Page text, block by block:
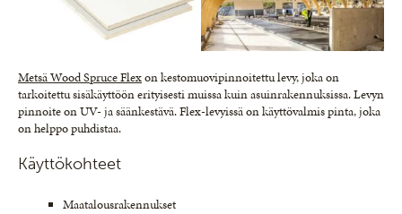
Metsä Wood Spruce Flexon kestomuovipinnoitettu levy, joka on
tarkoitettu sisäkäyttöön erityisesti muissa kuin asuinrakennuksissa. Levyn
pinnoite on UV- ja säänkestävä. Flex-levyissä on käyttövalmis pinta, joka
on helppo puhdistaa.
Käyttökohteet
Maatalousrakennukset